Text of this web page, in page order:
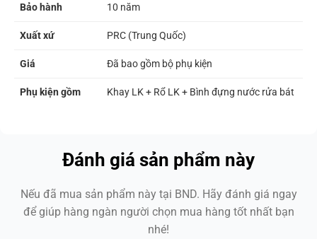
Bảo hành 10 năm
Xuất xứ PRC (Trung Quốc)
Giá Đã bao gồm bộ phụ kiện
Phụ kiện gồm Khay LK + Rổ LK + Bình đựng nước rửa bát
Đánh giá sản phẩm này
Nếu đã mua sản phẩm này tại BND. Hãy đánh giá ngay
để giúp hàng ngàn người chọn mua hàng tốt nhất bạn
nhé!